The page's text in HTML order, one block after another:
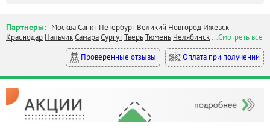
Партнеры: МоскваСанкт-Петербург Великий Новгород Ижевск
Краснодар НальчикСамараСургутТверьТюмень Челябинск...Смотреть все
Проверенные отзывы
Оплата при получении